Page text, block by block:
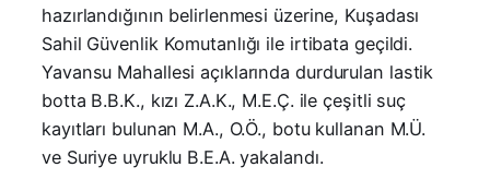
hazırlandığının belirlenmesi üzerine, Kuşadası
Sahil Güvenlik Komutanlığı ile irtibata geçildi.
Yavansu Mahallesi açıklarında durdurulan lastik
botta B.B.K., kızı Z.A.K., M.E.Ç. ile çeşitli suç
kayıtları bulunan M.A., O.Ö., botu kullanan M.Ü.
ve Suriye uyruklu B.E.A. yakalandı.